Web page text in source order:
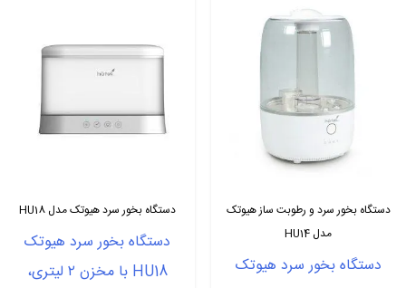
دستگاه بخور سرد و رطوبت ساز هیوتک
مدل HU14
دستگاه بخور سرد هیوتک
دستگاه بخور سرد هیوتک مدل HU18
دستگاه بخور سرد هیوتک
HU18 با مخزن ۲ لیتری،